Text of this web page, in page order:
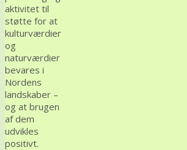
aktivitet til
støtte for at
kulturværdier
og
naturværdier
bevares i
Nordens
landskaber –
og at brugen
af dem
udvikles
positivt.